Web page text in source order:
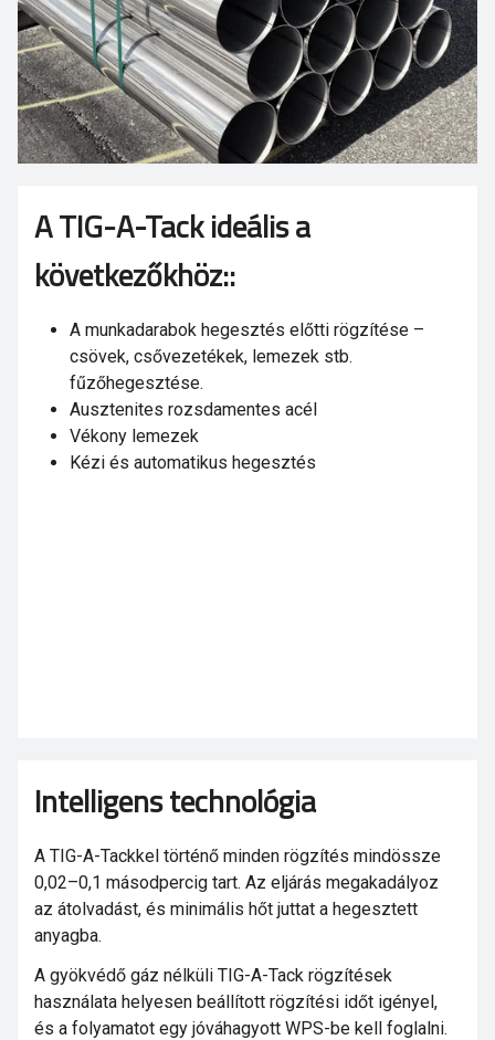
A TIG-A-Tack ideális a
következőkhöz::
A munkadarabok hegesztés előtti rögzítése –
csövek, csővezetékek, lemezek stb.
fűzőhegesztése.
Ausztenites rozsdamentes acél
Vékony lemezek
Kézi és automatikus hegesztés
Intelligens technológia
A TIG-A-Tackkel történő minden rögzítés mindössze
0,02–0,1 másodpercig tart. Az eljárás megakadályoz
az átolvadást, és minimális hőt juttat a hegesztett
anyagba.
A gyökvédő gáz nélküli TIG-A-Tack rögzítések
használata helyesen beállított rögzítési időt igényel,
és a folyamatot egy jóváhagyott WPS-be kell foglalni.